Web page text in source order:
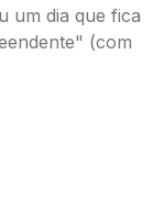
um dia que fica
(com